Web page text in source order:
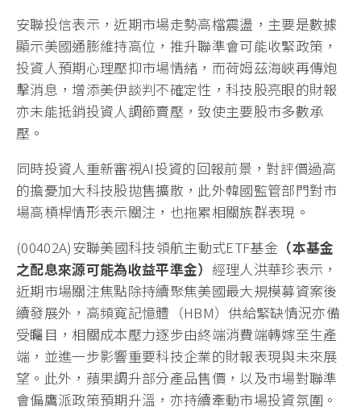
安聯投信表示，近期市場走勢高檔震盪，主要是數據
顯示美國通膨維持高位，推升聯準會可能收緊政策，
投資人預期心理壓抑市場情緒，而荷姆茲海峽再傳炮
擊消息，增添美伊談判不確定性，科技股亮眼的財報
亦未能抵銷投資人調節賣壓，致使主要股市多數承
壓。
同時投資人重新審視AI投資的回報前景，對評價過高
的擔憂加大科技股拋售擴散，此外韓國監管部門對市
場高槓桿情形表示關注，也拖累相關族群表現。
(00402A)安聯美國科技領航主動式ETF基金 （本基金
之配息來源可能為收益平準金） 經理人洪華珍表示，
近期市場關注焦點除持續聚焦美國最大規模募資案後
續發展外，高頻寬記憶體（HBM）供給緊缺情況亦備
受矚目，相關成本壓力逐步由終端消費端轉嫁至生產
端，並進一步影響重要科技企業的財報表現與未來展
望。此外，蘋果調升部分產品售價，以及市場對聯準
會偏鷹派政策預期升溫，亦持續牽動市場投資氛圍。